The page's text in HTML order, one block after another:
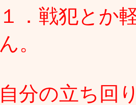
１．戦犯とか
ん。
自分の立ち回